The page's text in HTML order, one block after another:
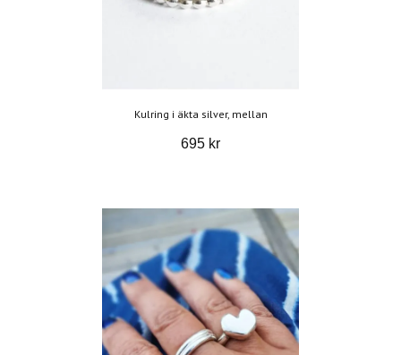
Kulring i äkta silver, mellan
695 kr